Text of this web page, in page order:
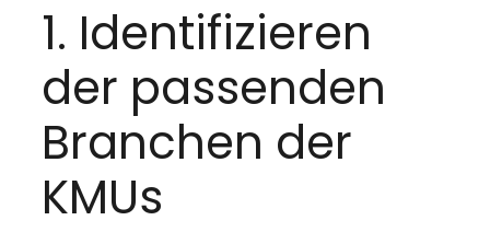
1. Identifizieren
der passenden
Branchen der
KMUs